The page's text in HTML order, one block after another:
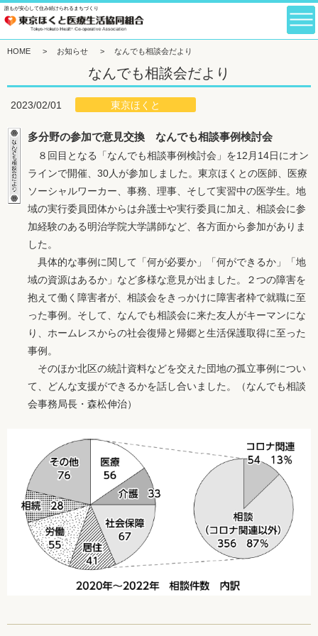
誰もが安心して住み続けられるまちづくり
HOME > お知らせ > なんでも相談会だより
なんでも相談会だより
2023/02/01 東京ほくと
多分野の参加で意見交換 なんでも相談事例検討会
８回目となる「なんでも相談事例検討会」を12月14日にオン
ラインで開催、30人が参加しました。東京ほくとの医師、医療
ソーシャルワーカー、事務、理事、そして実習中の医学生。地
域の実行委員団体からは弁護士や実行委員に加え、相談会に参
加経験のある明治学院大学講師など、各方面から参加がありま
した。
具体的な事例に関して「何が必要か」「何ができるか」「地
域の資源はあるか」など多様な意見が出ました。２つの障害を
抱えて働く障害者が、相談会をきっかけに障害者枠で就職に至
った事例。そして、なんでも相談会に来た友人がキーマンにな
り、ホームレスからの社会復帰と帰郷と生活保護取得に至った
事例。
そのほか北区の統計資料などを交えた団地の孤立事例につい
て、どんな支援ができるかを話し合いました。（なんでも相談
会事務局長・森松伸治）